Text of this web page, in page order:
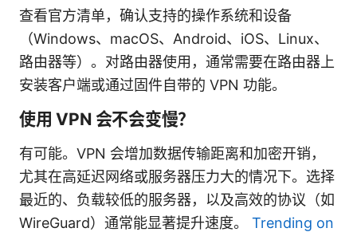
查看官方清单，确认支持的操作系统和设备
（Windows、macOS、Android、iOS、Linux、
路由器等）。对路由器使用，通常需要在路由器上
安装客户端或通过固件自带的 VPN 功能。
使用 VPN 会不会变慢？
有可能。VPN 会增加数据传输距离和加密开销，
尤其在高延迟网络或服务器压力大的情况下。选择
最近的、负载较低的服务器，以及高效的协议（如
WireGuard）通常能显著提升速度。 Trending on